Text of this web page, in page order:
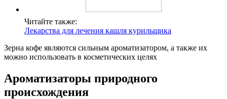
Читайте также:
Лекарства для лечения кашля курильщика
Зерна кофе являются сильным ароматизатором, а также их
можно использовать в косметических целях
Ароматизаторы природного
происхождения